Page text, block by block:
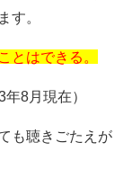
す。
とはできる。
年8 月現在）
も聴きごたえが